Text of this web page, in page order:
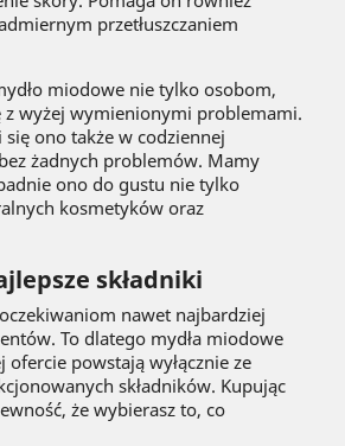
przetłuszczaniem
miodowe nie tylko osobom,
z wyżej wymienionymi problemami.
ono także w codziennej
żadnych problemów. Mamy
ono do gustu nie tylko
kosmetyków oraz
składniki
nawet najbardziej
To dlatego mydła miodowe
ofercie powstają wyłącznie ze
składników. Kupując
że wybierasz to, co